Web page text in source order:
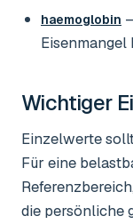
haemoglobin
Wichtiger
Einzelwerte
Für eine
die persönliche